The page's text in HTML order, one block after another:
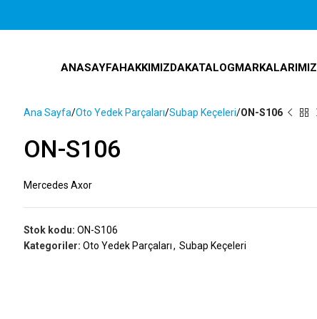
ANASAYFAHAKKIMIZDAKATALOGMARKALARIMIZ
Ana Sayfa Oto Yedek Parçaları Subap Keçeleri ON-S106
ON-S106
Mercedes Axor
Stok kodu: ON-S106
Kategoriler: Oto Yedek Parçaları, Subap Keçeleri